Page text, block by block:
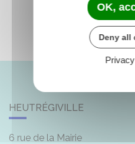
HEUTRÉGIVILLE
6 rue de la Mairie
OK,
Deny all